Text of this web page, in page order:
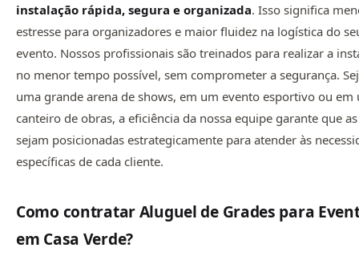
instalação rápida, segura e organizada. Isso significa
estresse para organizadores e maior fluidez na logística do
evento. Nossos profissionais são treinados para realizar a
no menor tempo possível, sem comprometer a segurança.
uma grande arena de shows, em um evento esportivo ou em
canteiro de obras, a eficiência da nossa equipe garante que
sejam posicionadas estrategicamente para atender às
específicas de cada cliente.
Como contratar Aluguel de Grades para
em Casa Verde?